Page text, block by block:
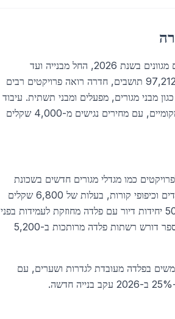
משמש יישומים מגוונים בשנת 2026, החל מבנייה ועד
תעשייה כבדה. עם אוכלוסייה של 97,212 תושבים, חדרה רואה פרויקטים רבים
מבני מגורים, מפעלים ומבני תשתית. עיבוד
זה כולל התאמה מדויקת לצרכים מקומיים, עם מחירים נגישים מ-4,000 שקלים
כמו מגדלי מגורים חדשים בשכונת
גנים. פלדה מעובדת משמשת לעמודים וכיפופי קורות, בעלות של 6,800 שקלים
לטון. פרויקט "חדרה גרין" כולל 500 יחידות דיור עם פלדה מחוזקת לעמידות בפני
רעידות אדמה. בנוסף, שיפוץ בתי ספר דורש רשתות פלדה מרותכות ב-5,200
בפלדה מעובדת לגדרות ושערים, עם